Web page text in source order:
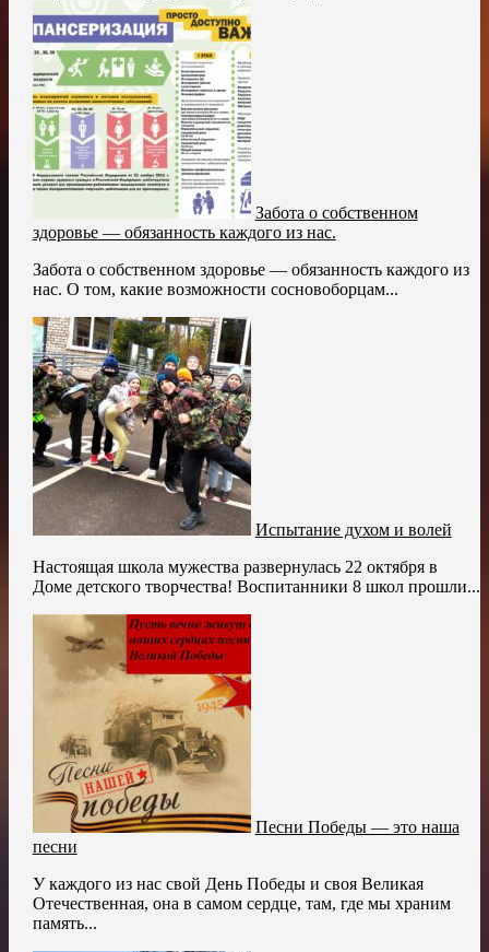
Забота о собственном
здоровье — обязанность каждого из нас.
Забота о собственном здоровье — обязанность каждого из
нас. О том, какие возможности сосновоборцам...
Испытание духом и волей
Настоящая школа мужества развернулась 22 октября в
Доме детского творчества! Воспитанники 8 школ прошли...
Песни Победы — это наша
песни
У каждого из нас свой День Победы и своя Великая
Отечественная, она в самом сердце, там, где мы храним
память...